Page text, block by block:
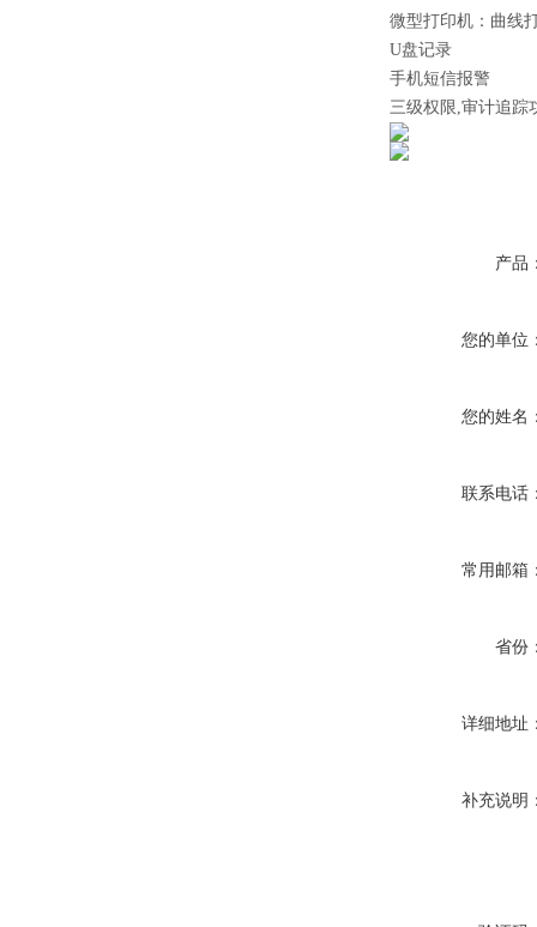
微型打印机：曲线
U盘记录
手机短信报警
三级权限,审计追踪
产品
您的单位
您的姓名
联系电话
常用邮箱
省份
详细地址
补充说明